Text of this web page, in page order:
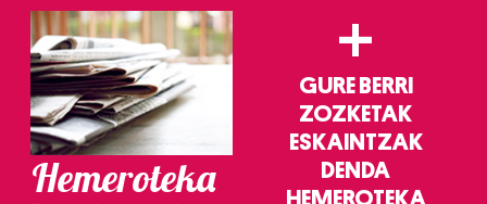
Hemeroteka
+
GURE BERRI
ZOZKETAK
ESKAINTZAK
DENDA
HEMEROTEKA